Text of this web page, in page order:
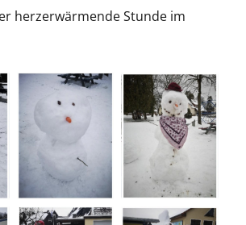
herzerwärmende Stunde im